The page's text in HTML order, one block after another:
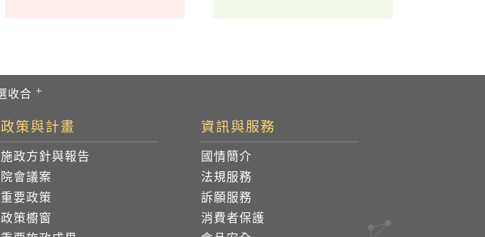
政策與計畫
施政方針與報告
院會議案
重要政策
政策櫥窗
資訊與服務
國情簡介
法規服務
訴願服務
消費者保護